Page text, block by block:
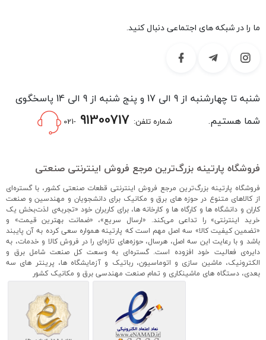
ما را در شبکه های اجتماعی دنبال کنید.
شنبه تا چهارشنبه از 9 الی 17 و پنج شنبه از 9 الی 14 پاسخگوی
شما هستیم.
شماره تلفن: -021
فروشگاه پارتینه بزرگ‌ترین مرجع فروش اینترنتی صنعتی
فروشگاه پارتینه بزرگ‌ترین مرجع فروش اینترنتی قطعات صنعتی کشور، با گستره‌ای
از کالاهای متنوع در حوزه های برق و مکانیک برای دانشجویان و مهندسین و صنعت
کاران و دانشگاه ها و کارگاه ها و کارخانه ها، برای کاربران خود «تجربه‌ی لذت‌بخش یک
خرید اینترنتی» را تداعی می‌کند. «ارسال سریع»، «ضمانت بهترین قیمت» و
«تضمین کیفیت کالا» سه اصل مهم است که پارتینه همواره سعی کرده به آن پایبند
باشد و با رعایت این سه اصل، هرسال، حوزه‌های تازه‌ای را در فروش کالا و خدمات، به
دایره‌ی فعالیت خود افزوده است. گستره‌ای به وسعت کل صنعت شامل برق و
الکترونیک، ماشین سازی و اتوماسیون، رباتیک و آزمایشگاه ها، پرینتر های سه
بعدی، دستگاه های ماشینکاری و تمام صنعت مهندسی برق و مکانیک کشور